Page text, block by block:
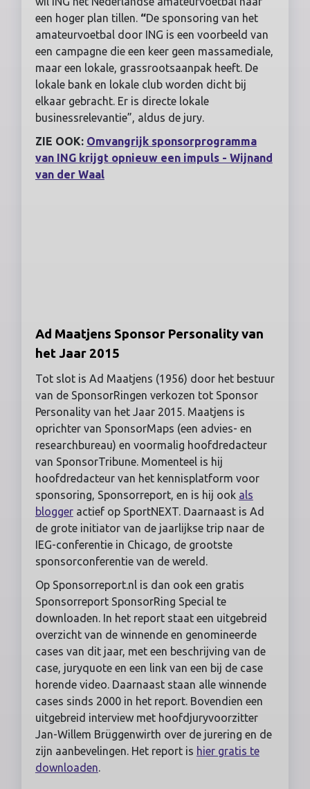
een hoger plan tillen. “De sponsoring van het
amateurvoetbal door ING is een voorbeeld van
een campagne die een keer geen massamediale,
maar een lokale, grassrootsaanpak heeft. De
lokale bank en lokale club worden dicht bij
elkaar gebracht. Er is directe lokale
businessrelevantie”, aldus de jury.
ZIE OOK: Omvangrijk sponsorprogramma
van ING krijgt opnieuw een impuls - Wijnand
van der Waal
Ad Maatjens Sponsor Personality van
het Jaar 2015
Tot slot is Ad Maatjens (1956) door het bestuur
van de SponsorRingen verkozen tot Sponsor
Personality van het Jaar 2015. Maatjens is
oprichter van SponsorMaps (een advies- en
researchbureau) en voormalig hoofdredacteur
van SponsorTribune. Momenteel is hij
hoofdredacteur van het kennisplatform voor
sponsoring, Sponsorreport, en is hij ook als
bloggeractief op SportNEXT. Daarnaast is Ad
de grote initiator van de jaarlijkse trip naar de
IEG-conferentie in Chicago, de grootste
sponsorconferentie van de wereld.
Op Sponsorreport.nl is dan ook een gratis
Sponsorreport SponsorRing Special te
downloaden. In het report staat een uitgebreid
overzicht van de winnende en genomineerde
cases van dit jaar, met een beschrijving van de
case, juryquote en een link van een bij de case
horende video. Daarnaast staan alle winnende
cases sinds 2000 in het report. Bovendien een
uitgebreid interview met hoofdjuryvoorzitter
Jan-Willem Brüggenwirth over de jurering en de
zijn aanbevelingen. Het report is hier gratis te
downloaden